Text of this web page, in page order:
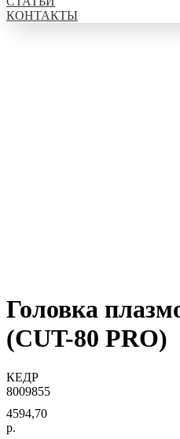
КОНТАКТЫ
Головка
(CUT-80 PRO)
КЕДР
8009855
4594,70
р.